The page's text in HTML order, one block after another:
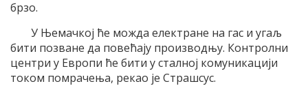
брзо.
У Њемачкој ће можда електране на гас и угаљ
бити позване да повећају производњу. Контролни
центри у Европи ће бити у сталној комуникацији
током помрачења, рекао је Страшсус.